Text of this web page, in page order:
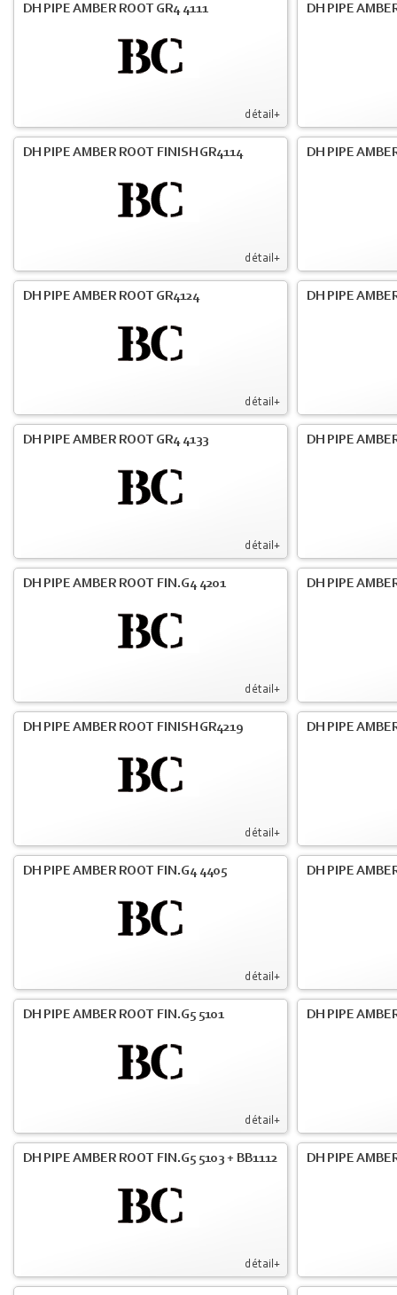
détail+
DH PIPE AMBER ROOT GR4 4111 DH PIPE
détail+
DH PIPE AMBER ROOT FINISH GR4114 DH PIPE
détail+
DH PIPE AMBER ROOT GR4124 DH PIPE
détail+
DH PIPE AMBER ROOT GR4 4133 DH PIPE
détail+
DH PIPE AMBER ROOT FIN.G4 4201 DH PIPE
détail+
DH PIPE AMBER ROOT FINISH GR4219 DH PIPE
détail+
DH PIPE AMBER ROOT FIN.G4 4405 DH PIPE
détail+
DH PIPE AMBER ROOT FIN.G5 5101 DH PIPE
détail+
DH PIPE AMBER ROOT FIN.G5 5103 + BB1112 DH PIPE